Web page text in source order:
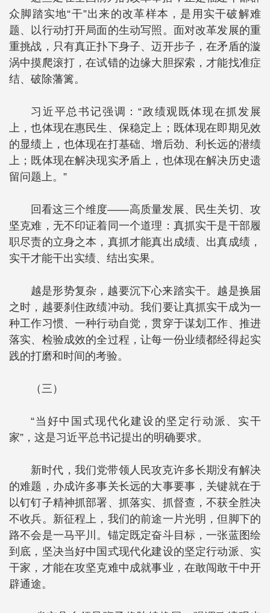
众脚踏实地“干”出来的改革样本，是用实干破解难
题、以行动打开局面的生动写照。面对改革发展的重
重挑战，只有真正扑下身子、迈开步子，在矛盾的漩
涡中摸爬滚打，在试错的边缘大胆探索，才能找准症
结、破除藩篱。
习近平总书记强调：“政绩观既体现在抓发展
上，也体现在惠民生、保稳定上；既体现在即期见效
的显绩上，也体现在打基础、增后劲、利长远的潜绩
上；既体现在解决现实矛盾上，也体现在解决历史遗
留问题上。”
回看这三个维度——高质量发展、民生关切、攻
坚克难，无不印证着同一个道理：真抓实干是干部履
职尽责的立身之本，真抓才能真出成绩、出真成绩，
实干才能干出实绩、结出实果。
越是形势复杂，越要沉下心来踏实干。越是换届
之时，越要刹住政绩冲动。我们要让真抓实干成为一
种工作习惯、一种行动自觉，贯穿于谋划工作、推进
落实、检验成效的全过程，让每一份业绩都经得起实
践的打磨和时间的考验。
（三）
“当好中国式现代化建设的坚定行动派、实干
家”，这是习近平总书记提出的明确要求。
新时代，我们党带领人民攻克许多长期没有解决
的难题，办成许多事关长远的大事要事，关键就在于
以钉钉子精神抓部署、抓落实、抓督查，不获全胜决
不收兵。新征程上，我们的前途一片光明，但脚下的
路不会是一马平川。锚定既定奋斗目标，一张蓝图绘
到底，坚决当好中国式现代化建设的坚定行动派、实
干家，才能在攻坚克难中成就事业，在敢闯敢干中开
辟通途。